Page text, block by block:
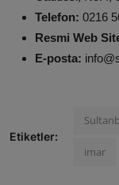
Telefon: 0216
Resmi Web
E-posta:
Etiketler:
imar